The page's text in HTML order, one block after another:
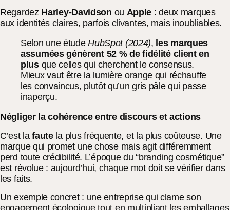
Regardez Harley-Davidson ou Apple : deux marques
aux identités claires, parfois clivantes, mais inoubliables.
Selon une étudeHubSpot (2024), les marques
assumées génèrent 52 % de fidélité client en
plusque celles qui cherchent le consensus.
Mieux vaut être la lumière orange qui réchauffe
les convaincus, plutôt qu’un gris pâle qui passe
inaperçu.
Négliger la cohérence entre discours et actions
C’est lafaute la plus fréquente, et la plus coûteuse. Une
marque qui promet une chose mais agit différemment
perd toute crédibilité. L’époque du “branding cosmétique”
est révolue : aujourd’hui, chaque mot doit se vérifier dans
les faits.
Un exemple concret : une entreprise qui clame son
engagement écologique tout en multipliant les emballages